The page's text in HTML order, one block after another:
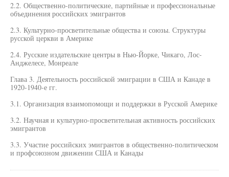
2.2. Общественно-политические, партийные и профессиональные
объединения российских эмигрантов
2.3. Культурно-просветительные общества и союзы. Структуры
русской церкви в Америке
2.4. Русские издательские центры в Нью-Йорке, Чикаго, Лос-
Анджелесе, Монреале
Глава 3. Деятельность российской эмиграции в США и Канаде в
1920-1940-е гг.
3.1. Организация взаимопомощи и поддержки в Русской Америке
3.2. Научная и культурно-просветительная активность российских
эмигрантов
3.3. Участие российских эмигрантов в общественно-политическом
и профсоюзном движении США и Канады